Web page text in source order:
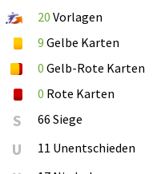
20 Vorlagen
9 Gelbe Karten
0 Gelb-Rote Karten
0 Rote Karten
S 66 Siege
U 11 Unentschieden